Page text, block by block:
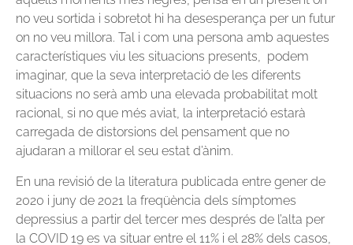
no veu sortida i sobretot hi ha desesperança per un futur
on no veu millora. Tal i com una persona amb aquestes
característiques viu les situacions presents, podem
imaginar, que la seva interpretació de les diferents
situacions no serà amb una elevada probabilitat molt
racional, si no que més aviat, la interpretació estarà
carregada de distorsions del pensament que no
ajudaran a millorar el seu estat d’ànim.
En una revisió de la literatura publicada entre gener de
2020 i juny de 2021 la freqüència dels símptomes
depressius a partir del tercer mes després de l’alta per
la COVID 19 es va situar entre el 11% i el 28% dels casos,